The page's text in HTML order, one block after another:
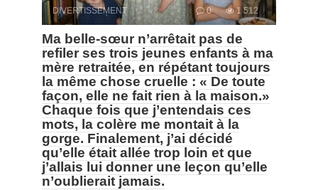
DIVERTISSEMENT 0 1 512
Ma belle-sœur n’arrêtait pas de
refiler ses trois jeunes enfants à ma
mère retraitée, en répétant toujours
la même chose cruelle : « De toute
façon, elle ne fait rien à la maison.»
Chaque fois que j’entendais ces
mots, la colère me montait à la
gorge. Finalement, j’ai décidé
qu’elle était allée trop loin et que
j’allais lui donner une leçon qu’elle
n’oublierait jamais.